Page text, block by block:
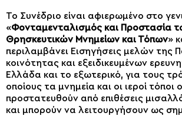
Το Συνέδριο είναι αφιερωμένο στο
«Φονταμενταλισμός και Προστασία
Θρησκευτικών Μνημείων και Τόπων»
περιλαμβάνει Εισηγήσεις μελών της
κοινότητας και εξειδικευμένων
Ελλάδα και το εξωτερικό, για τους
οποίους τα μνημεία και οι ιεροί τόποι
προστατευθούν από επιθέσεις
και μπορούν να λειτουργήσουν ως